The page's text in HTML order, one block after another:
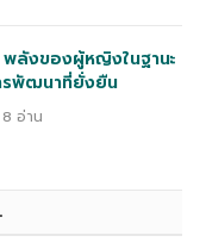
ลังของผู้หญิงในฐานะ
รพัฒนาที่ยั่งยืน
8 อ่าน